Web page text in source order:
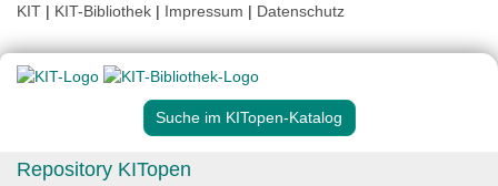
KIT | KIT-Bibliothek | Impressum | Datenschutz
Suche im KITopen-Katalog
Repository KITopen